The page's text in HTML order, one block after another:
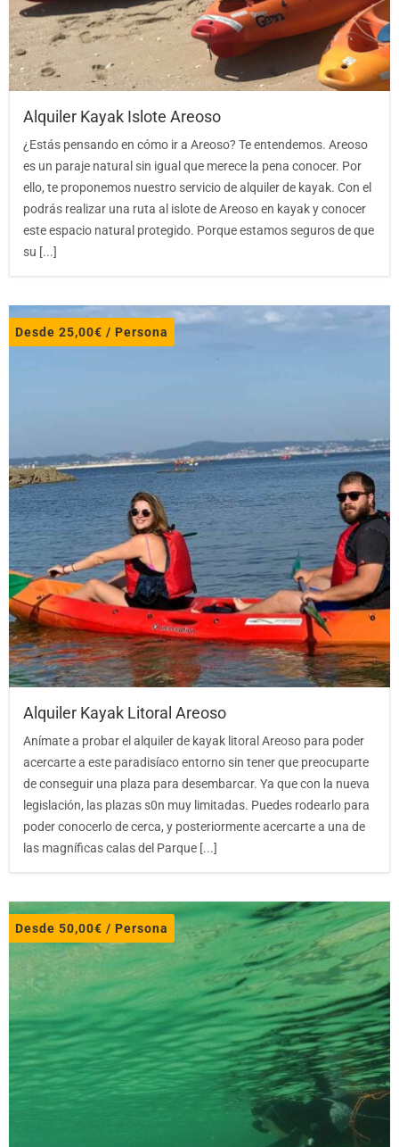
Alquiler Kayak Islote Areoso
¿Estás pensando en cómo ir a Areoso? Te entendemos. Areoso
es un paraje natural sin igual que merece la pena conocer. Por
ello, te proponemos nuestro servicio de alquiler de kayak. Con el
podrás realizar una ruta al islote de Areoso en kayak y conocer
este espacio natural protegido. Porque estamos seguros de que
su [...]
Desde 25,00€ / Persona
Alquiler Kayak Litoral Areoso
Anímate a probar el alquiler de kayak litoral Areoso para poder
acercarte a este paradisíaco entorno sin tener que preocuparte
de conseguir una plaza para desembarcar. Ya que con la nueva
legislación, las plazas s0n muy limitadas. Puedes rodearlo para
poder conocerlo de cerca, y posteriormente acercarte a una de
las magníficas calas del Parque [...]
Desde 50,00€ / Persona